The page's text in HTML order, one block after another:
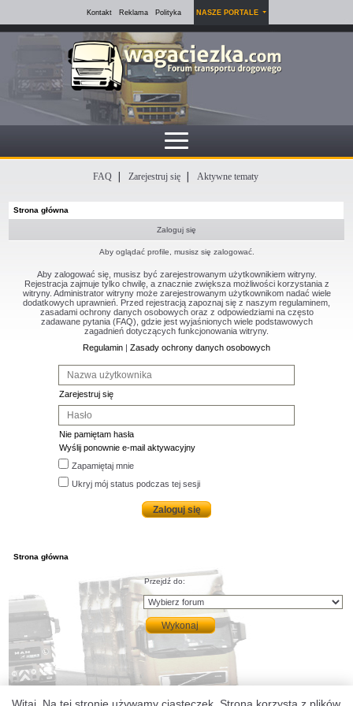
Kontakt Reklama Polityka NASZE PORTALE
FAQ Zarejestruj się Aktywne tematy
Strona główna
Zaloguj się
Aby oglądać profile, musisz się zalogować.
Aby zalogować się, musisz być zarejestrowanym użytkownikiem witryny.
Rejestracja zajmuje tylko chwilę, a znacznie zwiększa możliwości korzystania z
witryny. Administrator witryny może zarejestrowanym użytkownikom nadać wiele
dodatkowych uprawnień. Przed rejestracją zapoznaj się z naszym regulaminem,
zasadami ochrony danych osobowych oraz z odpowiedziami na często
zadawane pytania (FAQ), gdzie jest wyjaśnionych wiele podstawowych
zagadnień dotyczących funkcjonowania witryny.
Regulamin | Zasady ochrony danych osobowych
Zarejestruj się
Nie pamiętam hasła
Wyślij ponownie e-mail aktywacyjny
Zapamiętaj mnie
Ukryj mój status podczas tej sesji
Strona główna
Przejdź do: